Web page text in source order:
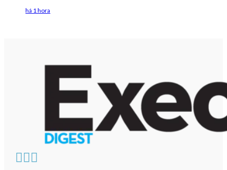
há 1 hora